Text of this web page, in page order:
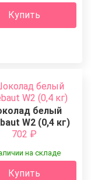
Купить
белый
W2 (0,4 кг)
702 ₽
на складе
Купить